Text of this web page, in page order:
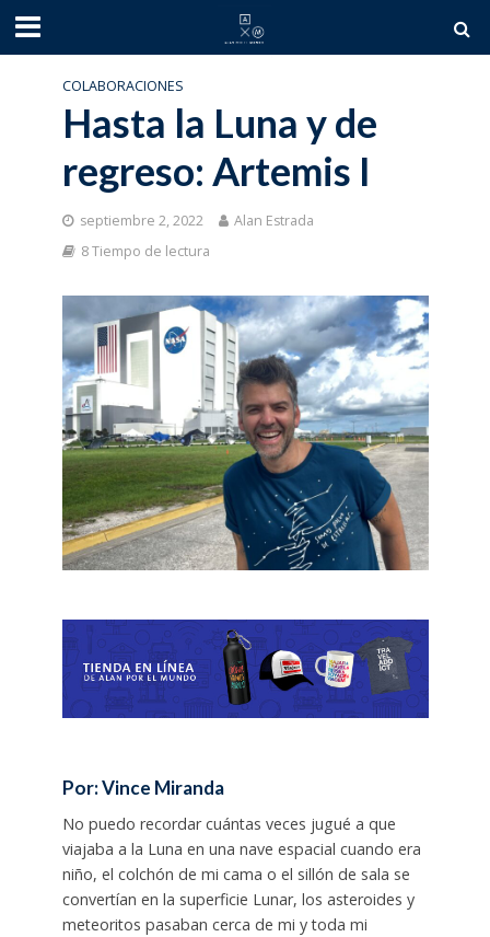
COLABORACIONES
Hasta la Luna y de
regreso: Artemis I
septiembre 2, 2022
Alan Estrada
8 Tiempo de lectura
Por:Vince Miranda
No puedo recordar cuántas veces jugué a que
viajaba a la Luna en una nave espacial cuando era
niño, el colchón de mi cama o el sillón de sala se
convertían en la superficie Lunar, los asteroides y
meteoritos pasaban cerca de mi y toda mi